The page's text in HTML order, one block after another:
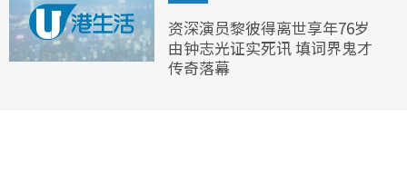
资深演员黎彼得离世享年76岁
由钟志光证实死讯 填词界鬼才
传奇落幕